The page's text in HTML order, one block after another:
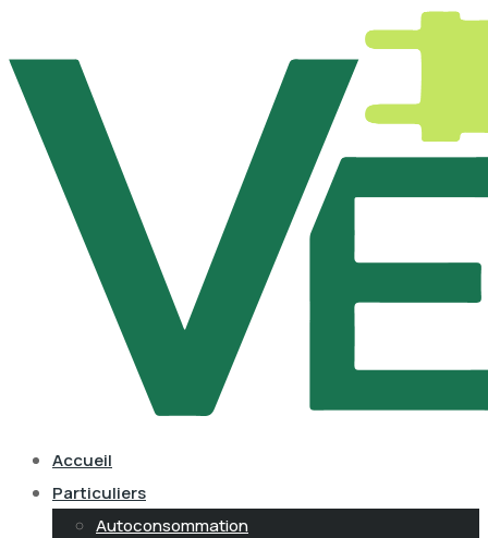
Accueil
Particuliers
Autoconsommation